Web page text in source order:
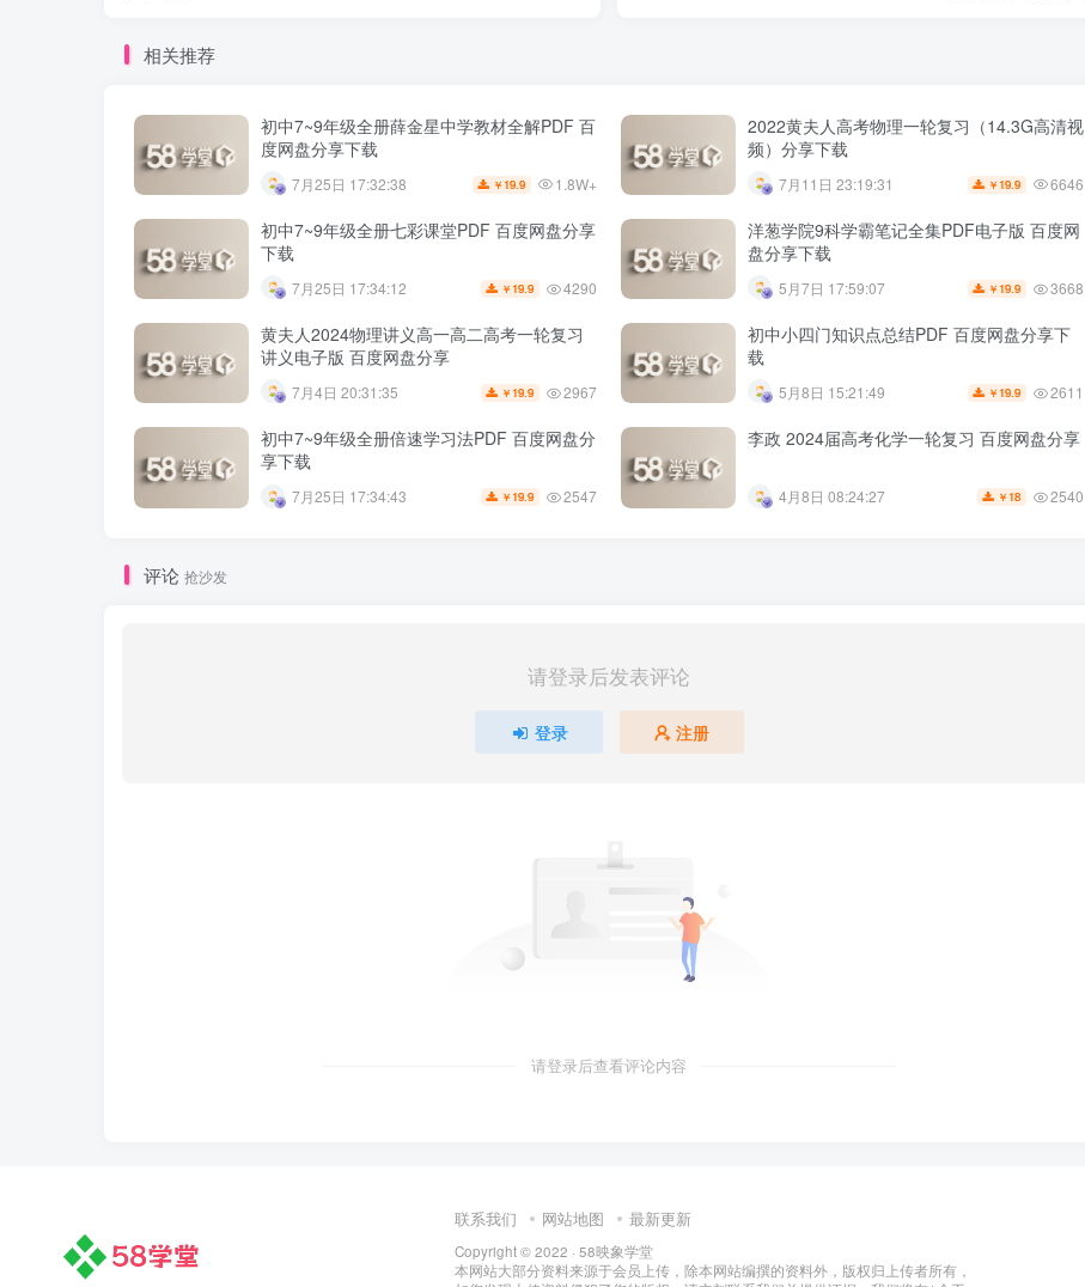
相关推荐
初中7~9年级全册薛金星中学教材全解PDF 百
度网盘分享下载
7月25日 17:32:38 ￥ 19.9 1.8W+
2022黄夫人高考物理一轮复习（14.3G高清视
频）分享下载
7月11日 23:19:31 ￥ 19.9 6646
初中7~9年级全册七彩课堂PDF 百度网盘分享
下载
7月25日 17:34:12 ￥ 19.9 4290
洋葱学院9科学霸笔记全集PDF电子版 百度网
盘分享下载
5月7日 17:59:07 ￥ 19.9 3668
黄夫人2024物理讲义高一高二高考一轮复习
讲义电子版 百度网盘分享
7月4日 20:31:35 ￥ 19.9 2967
初中小四门知识点总结PDF 百度网盘分享下
载
5月8日 15:21:49 ￥ 19.9 2611
初中7~9年级全册倍速学习法PDF 百度网盘分
享下载
7月25日 17:34:43 ￥ 19.9 2547
李政 2024届高考化学一轮复习 百度网盘分享
4月8日 08:24:27 ￥ 18 2540
评论 抢沙发
请登录后发表评论
登录 注册
请登录后查看评论内容
联系我们 网站地图 最新更新
Copyright © 2022 · 58映象学堂
本网站大部分资料来源于会员上传，除本网站编撰的资料外，版权归上传者所有，